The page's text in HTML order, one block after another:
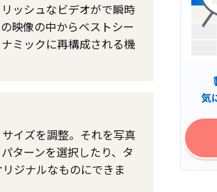
ッシュなビデオがで瞬時
映像の中からベストシー
ミックに再構成される機
イズを調整。それを写真
ターンを選択したり、タ
ジナルなものにできま
気